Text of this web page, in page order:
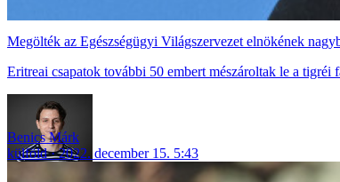
Megölték az Egészségügyi Világszervezet elnökének
Eritreai csapatok további 50 embert mészároltak le a
Benics Márk
külföld
2022. december 15. 5:43